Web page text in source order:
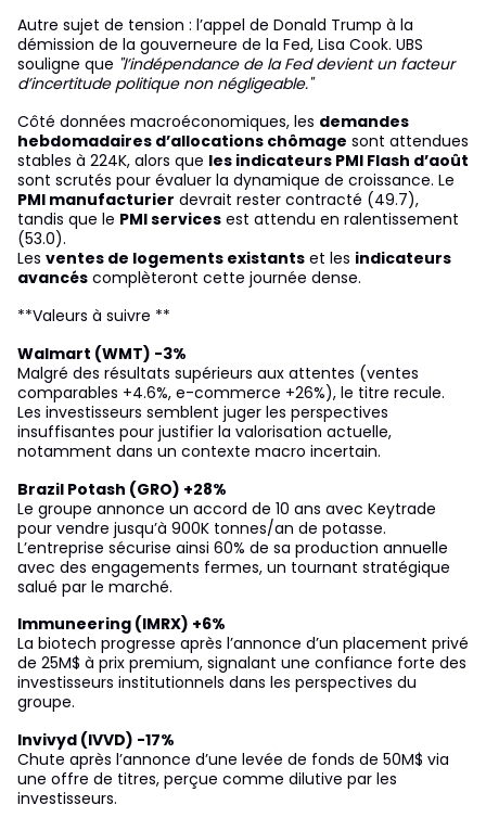
Autre sujet de tension : l’appel de Donald Trump à la
démission de la gouverneure de la Fed, Lisa Cook. UBS
souligne que "l’indépendance de la Fed devient un facteur
d’incertitude politique non négligeable."
Côté données macroéconomiques, les demandes
hebdomadaires d’allocations chômage sont attendues
stables à 224K, alors que les indicateurs PMI Flash d’août
sont scrutés pour évaluer la dynamique de croissance. Le
PMI manufacturier devrait rester contracté (49.7),
tandis que le PMI services est attendu en ralentissement
(53.0).
Les ventes de logements existants et les indicateurs
avancés complèteront cette journée dense.
**Valeurs à suivre **
Walmart (WMT) -3%
Malgré des résultats supérieurs aux attentes (ventes
comparables +4.6%, e-commerce +26%), le titre recule.
Les investisseurs semblent juger les perspectives
insuffisantes pour justifier la valorisation actuelle,
notamment dans un contexte macro incertain.
Brazil Potash (GRO) +28%
Le groupe annonce un accord de 10 ans avec Keytrade
pour vendre jusqu’à 900K tonnes/an de potasse.
L’entreprise sécurise ainsi 60% de sa production annuelle
avec des engagements fermes, un tournant stratégique
salué par le marché.
Immuneering (IMRX) +6%
La biotech progresse après l’annonce d’un placement privé
de 25M$ à prix premium, signalant une confiance forte des
investisseurs institutionnels dans les perspectives du
groupe.
Invivyd (IVVD) -17%
Chute après l’annonce d’une levée de fonds de 50M$ via
une offre de titres, perçue comme dilutive par les
investisseurs.